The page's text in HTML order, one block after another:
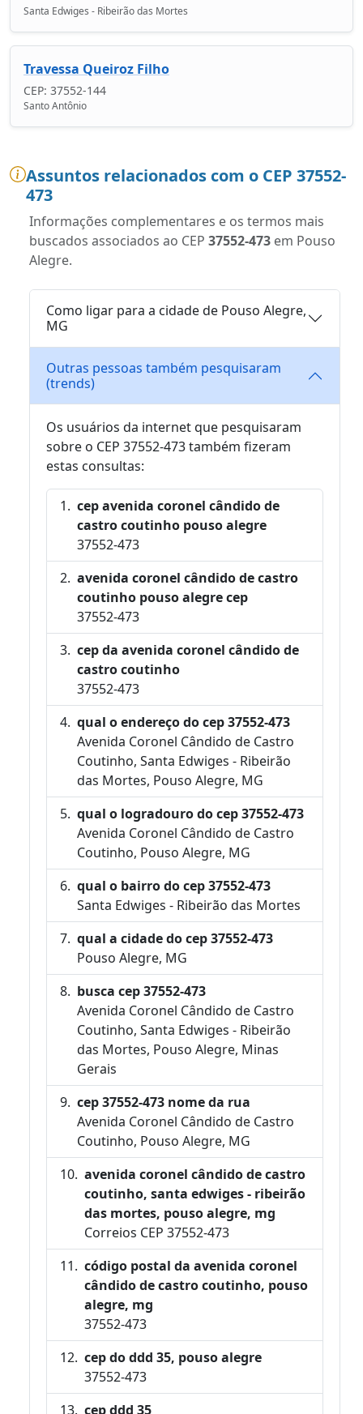
Santa Edwiges - Ribeirão das Mortes
Travessa Queiroz Filho
CEP: 37552-144
Santo Antônio
Assuntos relacionados com o CEP 37552-
473
Informações complementares e os termos mais
buscados associados ao CEP 37552-473 em Pouso
Alegre.
Como ligar para a cidade de Pouso Alegre,
MG
Outras pessoas também pesquisaram
(trends)
Os usuários da internet que pesquisaram
sobre o CEP 37552-473 também fizeram
estas consultas:
cep avenida coronel cândido de
castro coutinho pouso alegre
37552-473
avenida coronel cândido de castro
coutinho pouso alegre cep
37552-473
cep da avenida coronel cândido de
castro coutinho
37552-473
qual o endereço do cep 37552-473
Avenida Coronel Cândido de Castro
Coutinho, Santa Edwiges - Ribeirão
das Mortes, Pouso Alegre, MG
qual o logradouro do cep 37552-473
Avenida Coronel Cândido de Castro
Coutinho, Pouso Alegre, MG
qual o bairro do cep 37552-473
Santa Edwiges - Ribeirão das Mortes
qual a cidade do cep 37552-473
Pouso Alegre, MG
busca cep 37552-473
Avenida Coronel Cândido de Castro
Coutinho, Santa Edwiges - Ribeirão
das Mortes, Pouso Alegre, Minas
Gerais
cep 37552-473 nome da rua
Avenida Coronel Cândido de Castro
Coutinho, Pouso Alegre, MG
avenida coronel cândido de castro
coutinho, santa edwiges - ribeirão
das mortes, pouso alegre, mg
Correios CEP 37552-473
código postal da avenida coronel
cândido de castro coutinho, pouso
alegre, mg
37552-473
cep do ddd 35, pouso alegre
37552-473
cep ddd 35